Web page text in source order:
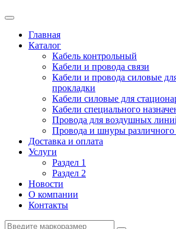
Главная
Каталог
Кабель контрольный
Кабели и провода связи
Кабели и провода силовые
прокладки
Кабели силовые для
Кабели специального
Провода для воздушных
Провода и шнуры различного
Доставка и оплата
Услуги
Раздел 1
Раздел 2
Новости
О компании
Контакты